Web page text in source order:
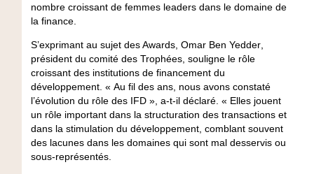
nombre croissant de femmes leaders dans le domaine de
la finance.
S’exprimant au sujet des Awards, Omar Ben Yedder,
président du comité des Trophées, souligne le rôle
croissant des institutions de financement du
développement. « Au fil des ans, nous avons constaté
l’évolution du rôle des IFD », a-t-il déclaré. « Elles jouent
un rôle important dans la structuration des transactions et
dans la stimulation du développement, comblant souvent
des lacunes dans les domaines qui sont mal desservis ou
sous-représentés.